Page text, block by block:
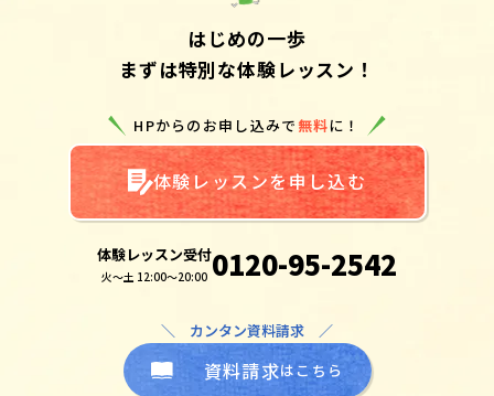
はじめの一歩
まずは特別な体験レッスン！
HPからのお申し込みで無料に！
体験レッスンを申し込む
体験レッスン受付
火～土 12:00～20:00 0120-95-2542
＼ カンタン資料請求 ／
資料請求はこちら